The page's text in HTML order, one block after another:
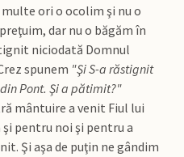
multe ori o ocolim şi nu o
dar nu o băgăm în
niciodată Domnul
spunem "Şi S-a răstignit
Pont. Şi a pătimit?"
mântuire a venit Fiul lui
pentru noi şi pentru a
Şi aşa de puţin ne gândim